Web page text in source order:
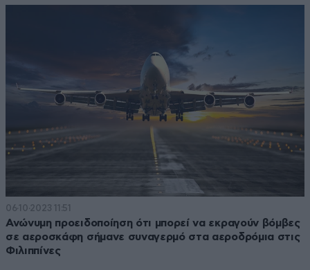
06·10·2023 11:51
Ανώνυμη προειδοποίηση ότι μπορεί να εκραγούν βόμβες
σε αεροσκάφη σήμανε συναγερμό στα αεροδρόμια στις
Φιλιππίνες